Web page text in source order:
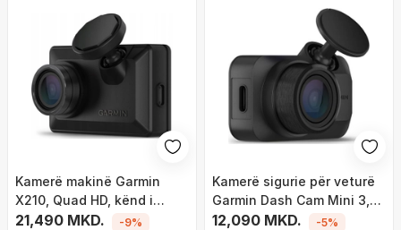
Kamerë makinë Garmin
X210, Quad HD, kënd i
gjerë, e zezë
21,490 MKD. -9%
Kamerë sigurie për veturë
Garmin Dash Cam Mini 3,
Full HD, kompakte, e zezë
12,090 MKD. -5%